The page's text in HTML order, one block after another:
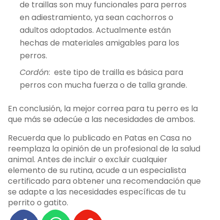
de traillas son muy funcionales para perros
en adiestramiento, ya sean cachorros o
adultos adoptados. Actualmente están
hechas de materiales amigables para los
perros.
Cordón: este tipo de trailla es básica para
perros con mucha fuerza o de talla grande.
En conclusión, la mejor correa para tu perro es la
que más se adecúe a las necesidades de ambos.
Recuerda que lo publicado en Patas en Casa no
reemplaza la opinión de un profesional de la salud
animal. Antes de incluir o excluir cualquier
elemento de su rutina, acude a un especialista
certificado para obtener una recomendación que
se adapte a las necesidades específicas de tu
perrito o gatito.